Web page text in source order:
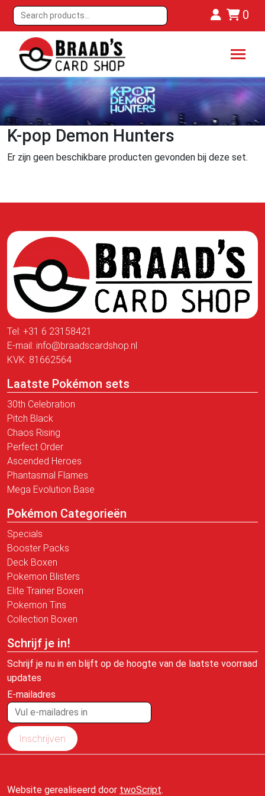
0
K-pop Demon Hunters
Er zijn geen beschikbare producten gevonden bij deze set.
Tel: +31 6 23158421
E-mail: info@braadscardshop.nl
KVK: 81662564
Laatste Pokémon sets
30th Celebration
Pitch Black
Chaos Rising
Perfect Order
Ascended Heroes
Phantasmal Flames
Mega Evolution Base
Pokémon Categorieën
Specials
Booster Packs
Deck Boxen
Pokemon Blisters
Elite Trainer Boxen
Pokemon Tins
Collection Boxen
Schrijf je in!
Schrijf je nu in en blijft op de hoogte van de laatste voorraad
updates
E-mailadres
Inschrijven
Website gerealiseerd door twoScript.